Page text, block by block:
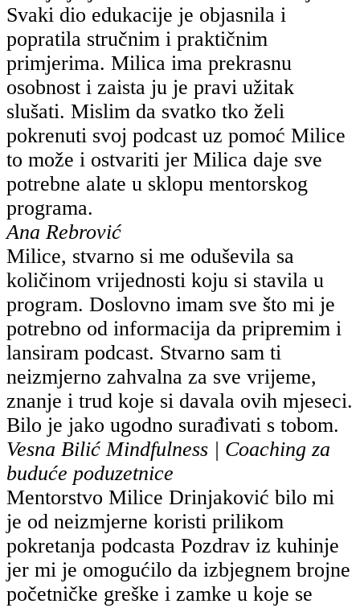
Svaki dio edukacije je objasnila i
popratila stručnim i praktičnim
primjerima. Milica ima prekrasnu
osobnost i zaista ju je pravi užitak
slušati. Mislim da svatko tko želi
pokrenuti svoj podcast uz pomoć Milice
to može i ostvariti jer Milica daje sve
potrebne alate u sklopu mentorskog
programa.
Ana Rebrović
Milice, stvarno si me oduševila sa
količinom vrijednosti koju si stavila u
program. Doslovno imam sve što mi je
potrebno od informacija da pripremim i
lansiram podcast. Stvarno sam ti
neizmjerno zahvalna za sve vrijeme,
znanje i trud koje si davala ovih mjeseci.
Bilo je jako ugodno surađivati s tobom.
Vesna BilićMindfulness | Coaching za
buduće poduzetnice
Mentorstvo Milice Drinjaković bilo mi
je od neizmjerne koristi prilikom
pokretanja podcasta Pozdrav iz kuhinje
jer mi je omogućilo da izbjegnem brojne
početničke greške i zamke u koje se